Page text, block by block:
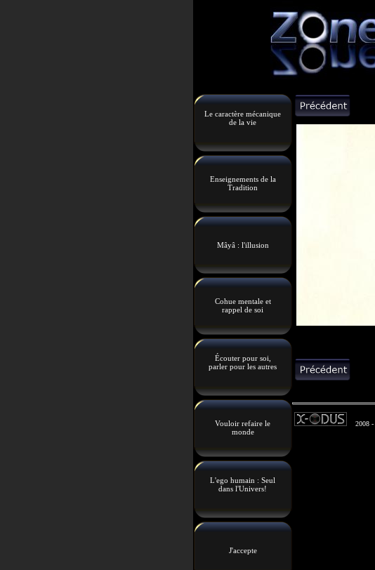
Le caractère mécanique
de la vie
Enseignements de la
Tradition
Mâyâ : l'illusion
Cohue mentale et
rappel de soi
Écouter pour soi,
parler pour les autres
Vouloir refaire le
monde
L'ego humain : Seul
dans l'Univers!
J'accepte
2008 -